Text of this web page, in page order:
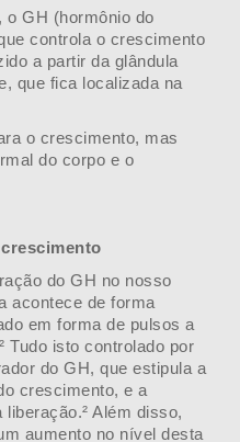
o GH (hormônio do
controla o crescimento
a partir da glândula
que fica localizada na
o crescimento, mas
do corpo e o
do GH no nosso
acontece de forma
em forma de pulsos a
Tudo isto controlado por
do GH, que estipula a
crescimento, e a
Além disso,
aumento no nível desta